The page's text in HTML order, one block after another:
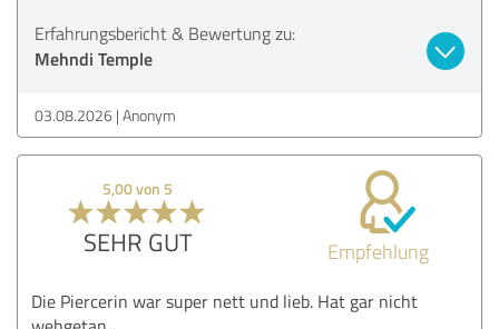
Erfahrungsbericht & Bewertung zu:
Mehndi Temple
03.08.2026 Anonym
5,00 von 5
SEHR GUT Empfehlung
Die Piercerin war super nett und lieb. Hat gar nicht